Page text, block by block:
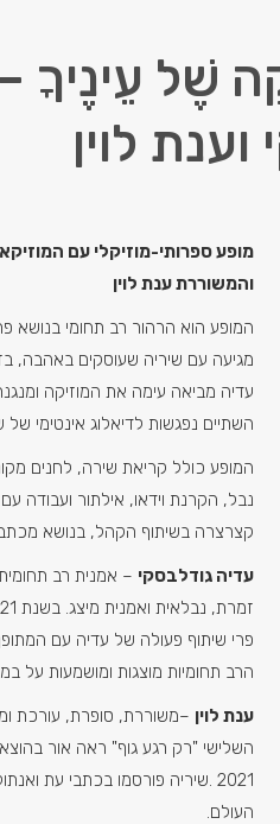
שֶׁל עֵינֶיךָ
לוין
מופע ספרותי-מוזיקלי עם
והמשוררת ענת לוין
המופע הוא הרהור רב תחומי בנושא
מגיעה עם שיריה שעוסקים באהבה,
עדיה מביאה עימה את המוזיקה
השתיים נפגשות לדיאלוג אינטימי של
המופע כולל קריאת שירה, לחנים
נבל, הקרנת וידאו, אילתור ועבודה
קצרצרה בשיתוף הקהל, בנושא
עדיה גודלבסקי – אמנית רב
פרי שיתוף פעולה של עדיה עם
הרב תחומיות מוצגות ומושמעות על
ענת לוין –משוררת, סופרת, עורכת
השלישי "רק רגע גוף" ראה אור
2021 .שיריה פורסמו בכתבי עת
העולם.